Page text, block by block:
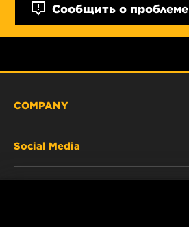
Сообщить о проблеме
COMPANY
Social Media